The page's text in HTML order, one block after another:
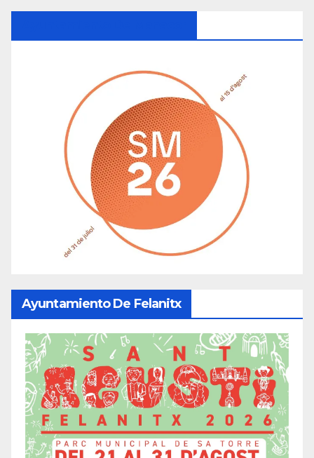
Ayuntamiento De Felanitx